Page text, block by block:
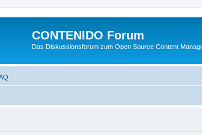
CONTENIDO Forum
Das Diskussionsforum zum Open Source Content